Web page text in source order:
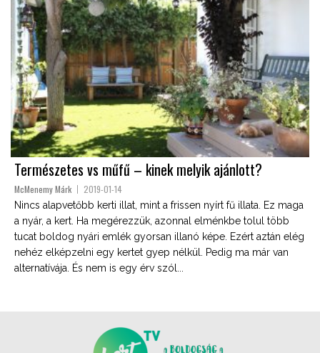
Természetes vs műfű – kinek melyik ajánlott?
McMenemy Márk 2019-01-14
Nincs alapvetőbb kerti illat, mint a frissen nyírt fű illata. Ez maga
a nyár, a kert. Ha megérezzük, azonnal elménkbe tolul több
tucat boldog nyári emlék gyorsan illanó képe. Ezért aztán elég
nehéz elképzelni egy kertet gyep nélkül. Pedig ma már van
alternatívája. És nem is egy érv szól...